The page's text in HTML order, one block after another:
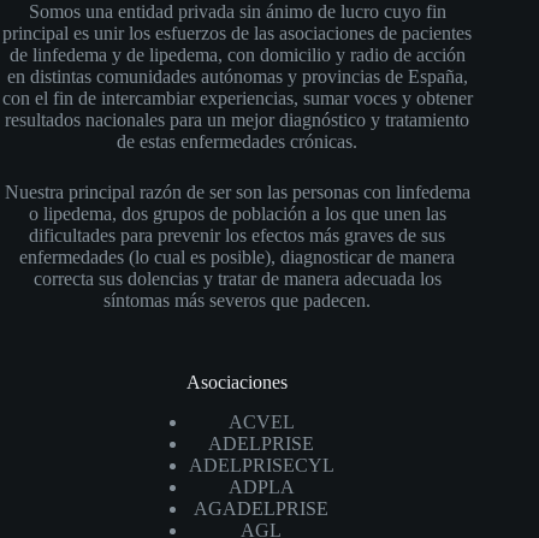
Somos una entidad privada sin ánimo de lucro cuyo fin
principal es unir los esfuerzos de las asociaciones de pacientes
de linfedema y de lipedema, con domicilio y radio de acción
en distintas comunidades autónomas y provincias de España,
con el fin de intercambiar experiencias, sumar voces y obtener
resultados nacionales para un mejor diagnóstico y tratamiento
de estas enfermedades crónicas.
Nuestra principal razón de ser son las personas con linfedema
o lipedema, dos grupos de población a los que unen las
dificultades para prevenir los efectos más graves de sus
enfermedades (lo cual es posible), diagnosticar de manera
correcta sus dolencias y tratar de manera adecuada los
síntomas más severos que padecen.
Asociaciones
ACVEL
ADELPRISE
ADELPRISECYL
ADPLA
AGADELPRISE
AGL